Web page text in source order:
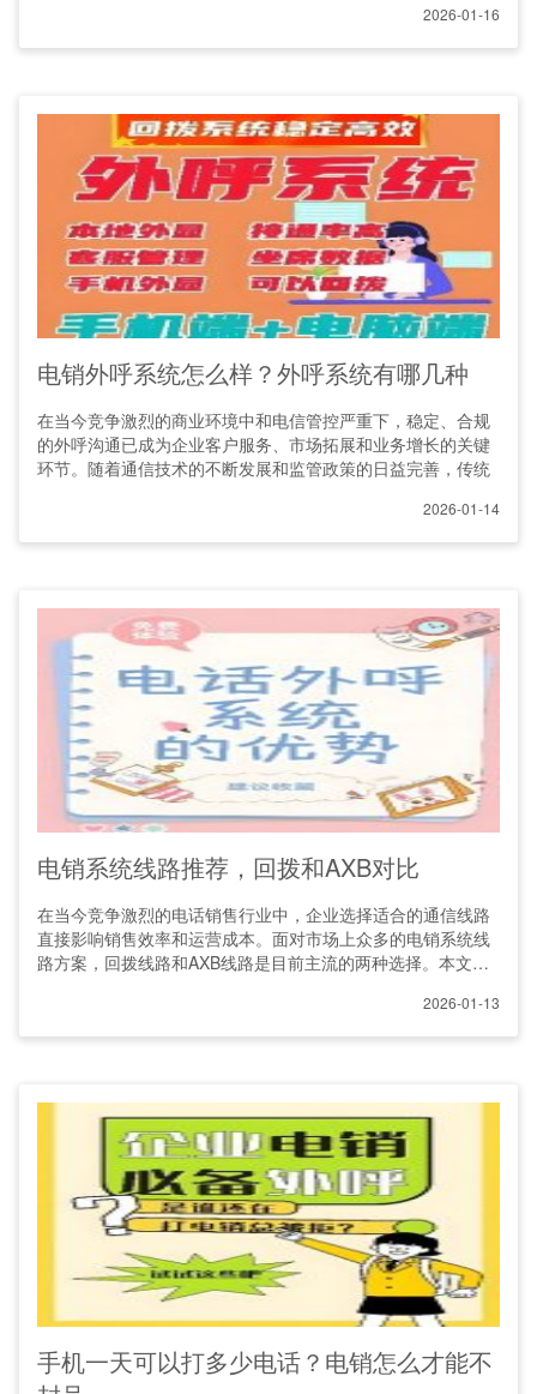
2026-01-16
电销外呼系统怎么样？外呼系统有哪几种
在当今竞争激烈的商业环境中和电信管控严重下，稳定、合规
的外呼沟通已成为企业客户服务、市场拓展和业务增长的关键
环节。随着通信技术的不断发展和监管政策的日益完善，传统
2026-01-14
电销系统线路推荐，回拨和AXB对比
在当今竞争激烈的电话销售行业中，企业选择适合的通信线路
直接影响销售效率和运营成本。面对市场上众多的电销系统线
路方案，回拨线路和AXB线路是目前主流的两种选择。本文将
2026-01-13
手机一天可以打多少电话？电销怎么才能不